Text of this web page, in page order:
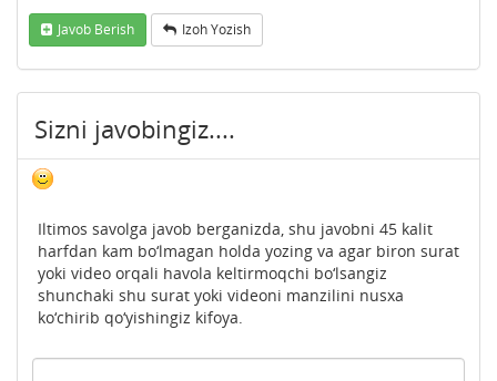
Javob Berish Izoh Yozish
Sizni javobingiz....
Iltimos savolga javob berganizda, shu javobni 45 kalit
harfdan kam bo‘lmagan holda yozing va agar biron surat
yoki video orqali havola keltirmoqchi bo‘lsangiz
shunchaki shu surat yoki videoni manzilini nusxa
ko‘chirib qo‘yishingiz kifoya.